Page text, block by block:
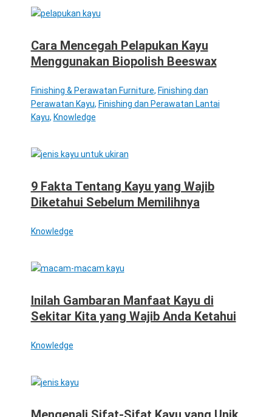
Cara Mencegah Pelapukan Kayu
Menggunakan Biopolish Beeswax
Finishing & Perawatan Furniture, Finishing dan
Perawatan Kayu, Finishing dan Perawatan Lantai
Kayu, Knowledge
9 Fakta Tentang Kayu yang Wajib
Diketahui Sebelum Memilihnya
Knowledge
Inilah Gambaran Manfaat Kayu di
Sekitar Kita yang Wajib Anda Ketahui
Knowledge